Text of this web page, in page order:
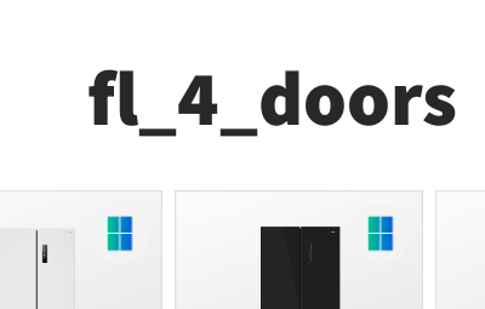
fl_4_doors